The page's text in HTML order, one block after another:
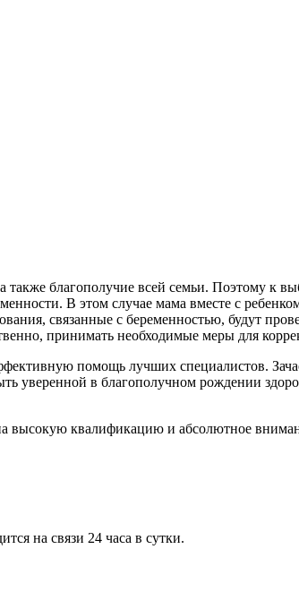
благополучие всей семьи. Поэтому к
В этом случае мама вместе с
связанные с беременностью, будут
принимать необходимые меры для
помощь лучших специалистов.
уверенной в благополучном рождении
высокую квалификацию и абсолютное
на связи 24 часа в сутки.